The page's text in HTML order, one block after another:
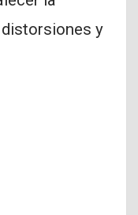
y